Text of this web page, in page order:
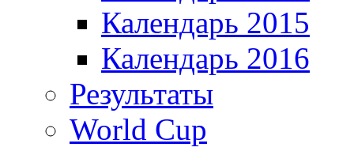
Календарь 2015
Календарь 2016
Результаты
World Cup